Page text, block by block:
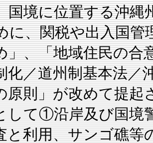
国境に位置する沖縄
に、関税や出入国管
」、「地域住民の合
化／道州制基本法／
原則」が改めて提起
して①沿岸及び国境
と利用、サンゴ礁等